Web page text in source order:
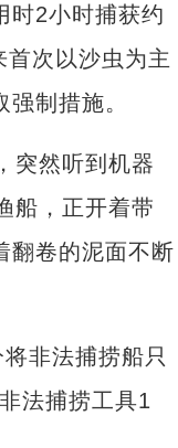
时2小时捕获约
次以沙虫为主
制措施。
突然听到机器
船，正开着带
翻卷的泥面不断
非法捕捞船只
法捕捞工具1